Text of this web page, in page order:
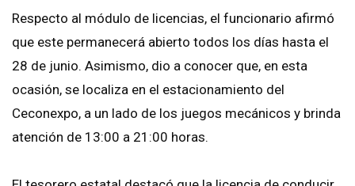
Respecto al módulo de licencias, el funcionario afirmó
que este permanecerá abierto todos los días hasta el
28 de junio. Asimismo, dio a conocer que, en esta
ocasión, se localiza en el estacionamiento del
Ceconexpo, a un lado de los juegos mecánicos y brinda
atención de 13:00 a 21:00 horas.